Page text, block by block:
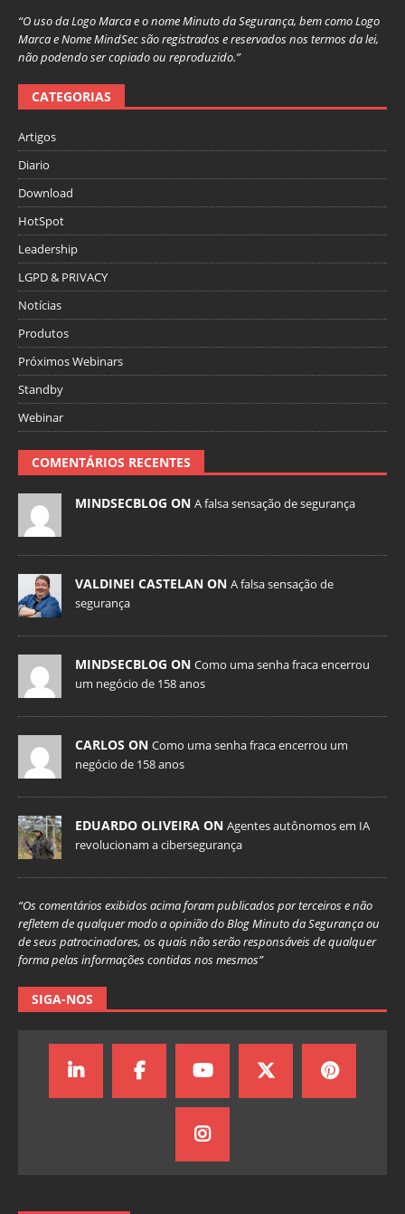
“O uso da Logo Marca e o nome Minuto da Segurança, bem como Logo
Marca e Nome MindSec são registrados e reservados nos termos da lei,
não podendo ser copiado ou reproduzido.”
CATEGORIAS
Artigos
Diario
Download
HotSpot
Leadership
LGPD & PRIVACY
Notícias
Produtos
Próximos Webinars
Standby
Webinar
COMENTÁRIOS RECENTES
MINDSECBLOG ON A falsa sensação de segurança
VALDINEI CASTELAN ON A falsa sensação de
segurança
MINDSECBLOG ON Como uma senha fraca encerrou
um negócio de 158 anos
CARLOS ON Como uma senha fraca encerrou um
negócio de 158 anos
EDUARDO OLIVEIRA ON Agentes autônomos em IA
revolucionam a cibersegurança
“Os comentários exibidos acima foram publicados por terceiros e não
refletem de qualquer modo a opinião do Blog Minuto da Segurança ou
de seus patrocinadores, os quais não serão responsáveis de qualquer
forma pelas informações contidas nos mesmos”
SIGA-NOS